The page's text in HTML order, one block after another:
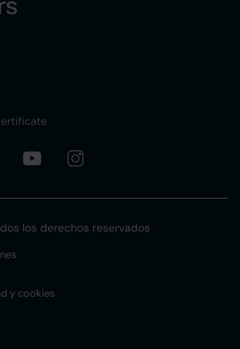
los derechos reservados
y cookies